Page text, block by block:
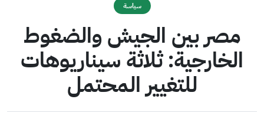
سياسة
مصر بين الجيش والضغوط
الخارجية: ثلاثة سيناريوهات
للتغيير المحتمل